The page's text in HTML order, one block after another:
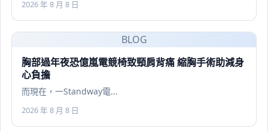
2026 年 8 月 8 日
BLOG
胸部過年夜恐億嵐電競椅致頸肩背痛 縮胸手術助減身
心負擔
而現在，一Standway電...
2026 年 8 月 8 日